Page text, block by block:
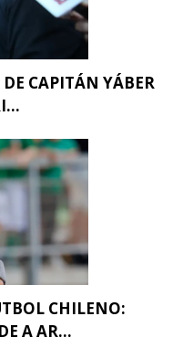
CAPITÁN YÁBER
CHILENO:
A AR...